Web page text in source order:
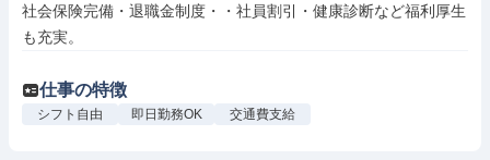
社会保険完備・退職金制度・・社員割引・健康診断など福利厚生
も充実。
仕事の特徴
シフト自由 即日勤務OK 交通費支給